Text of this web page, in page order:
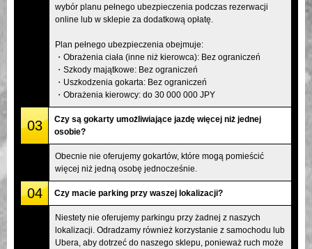
wybór planu pełnego ubezpieczenia podczas rezerwacji
online lub w sklepie za dodatkową opłatę.
Plan pełnego ubezpieczenia obejmuje:
・Obrażenia ciała (inne niż kierowca): Bez ograniczeń
・Szkody majątkowe: Bez ograniczeń
・Uszkodzenia gokarta: Bez ograniczeń
・Obrażenia kierowcy: do 30 000 000 JPY
03
Czy są gokarty umożliwiające jazdę więcej niż jednej
osobie?
Obecnie nie oferujemy gokartów, które mogą pomieścić
więcej niż jedną osobę jednocześnie.
04 Czy macie parking przy waszej lokalizacji?
Niestety nie oferujemy parkingu przy żadnej z naszych
lokalizacji. Odradzamy również korzystanie z samochodu lub
Ubera, aby dotrzeć do naszego sklepu, ponieważ ruch może